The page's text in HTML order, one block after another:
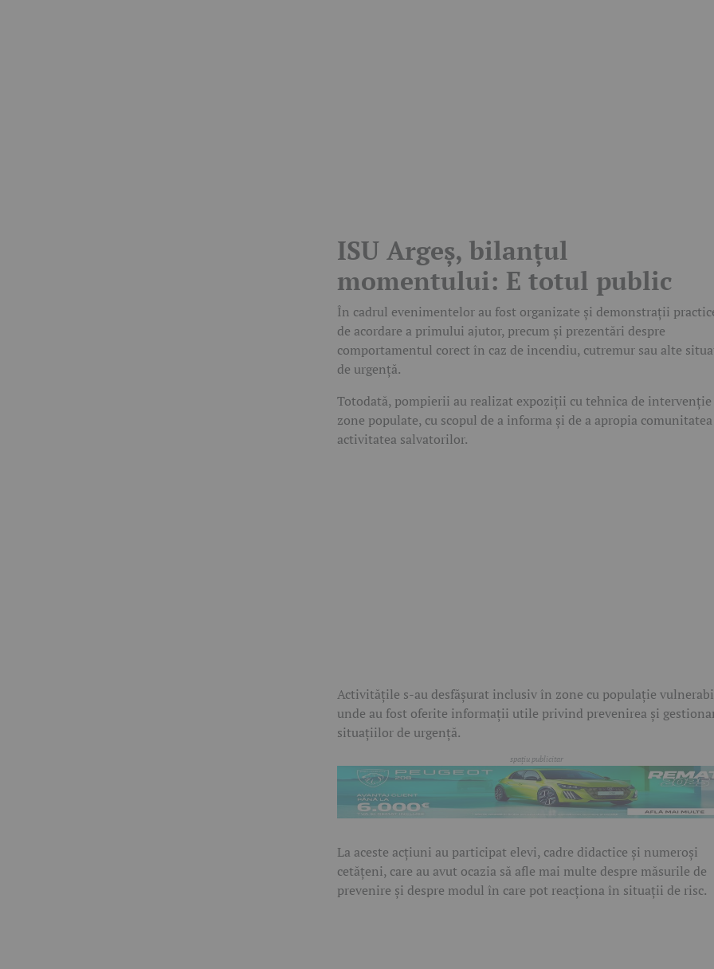
ISU Argeș, bilanțul
momentului: E totul public
În cadrul evenimentelor au fost organizate și demonstrații
de acordare a primului ajutor, precum și prezentări despre
comportamentul corect în caz de incendiu, cutremur sau alte
de urgență.
Totodată, pompierii au realizat expoziții cu tehnica de
zone populate, cu scopul de a informa și de a apropia
activitatea salvatorilor.
Activitățile s-au desfășurat inclusiv în zone cu populație
unde au fost oferite informații utile privind prevenirea și
situațiilor de urgență.
La aceste acțiuni au participat elevi, cadre didactice și numeroși
cetățeni, care au avut ocazia să afle mai multe despre măsurile de
prevenire și despre modul în care pot reacționa în situații de risc.